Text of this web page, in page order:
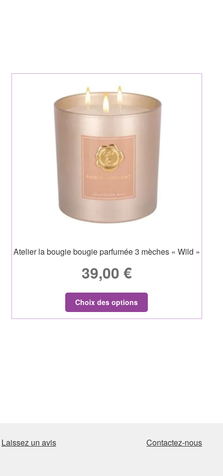
Atelier la bougie bougie parfumée 3 mèches « Wild »
39,00 €
Choix des options
Laissez un avis Contactez-nous